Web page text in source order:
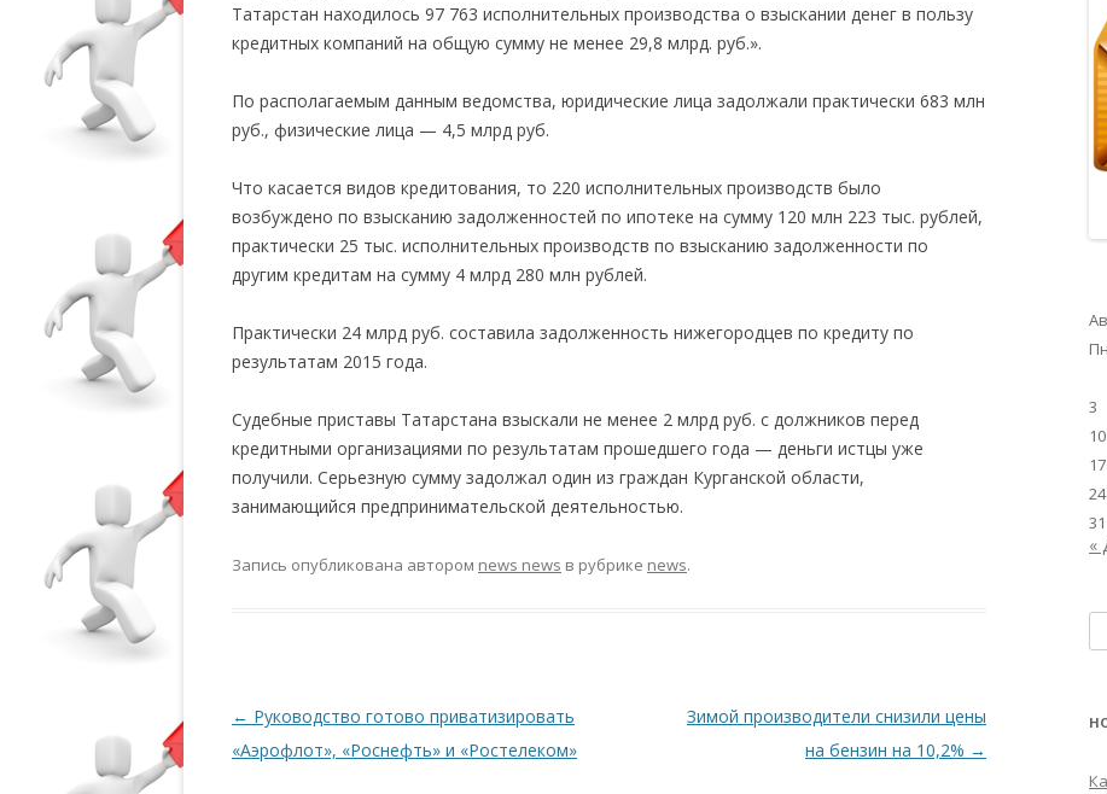
Татарстан находилось 97 763 исполнительных производства о взыскании денег в пользу
кредитных компаний на общую сумму не менее 29,8 млрд. руб.».
По располагаемым данным ведомства, юридические лица задолжали практически 683 млн
руб., физические лица — 4,5 млрд руб.
Что касается видов кредитования, то 220 исполнительных производств было
возбуждено по взысканию задолженностей по ипотеке на сумму 120 млн 223 тыс. рублей,
практически 25 тыс. исполнительных производств по взысканию задолженности по
другим кредитам на сумму 4 млрд 280 млн рублей.
Практически 24 млрд руб. составила задолженность нижегородцев по кредиту по
результатам 2015 года.
Судебные приставы Татарстана взыскали не менее 2 млрд руб. с должников перед
кредитными организациями по результатам прошедшего года — деньги истцы уже
получили. Серьезную сумму задолжал один из граждан Курганской области,
занимающийся предпринимательской деятельностью.
Запись опубликована автором news news в рубрике news.
Навигация по записям
← Руководство готово приватизировать
«Аэрофлот», «Роснефть» и «Ростелеком»
Зимой производители снизили цены
на бензин на 10,2% →
Пн
3
10
17
24
31
«